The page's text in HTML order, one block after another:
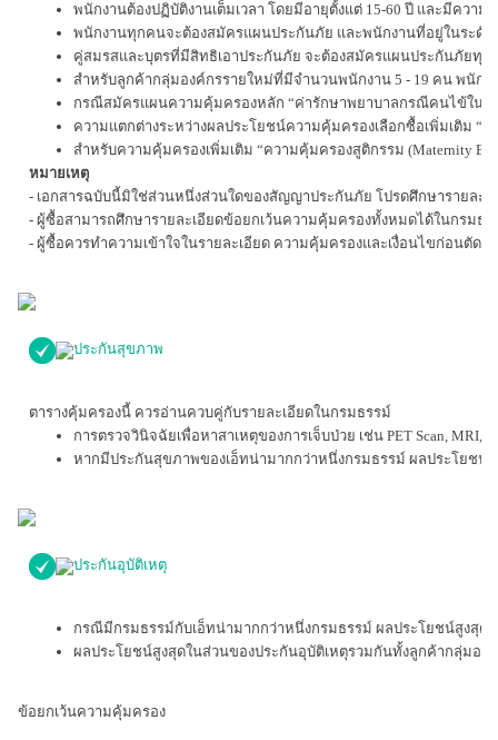
พนักงานต้องปฏิบัติงานเต็มเวลา โดยมีอายุตั้งแต่ 15-60 ปี และมีความ
พนักงานทุกคนจะต้องสมัครแผนประกันภัย และพนักงานที่อยู่ในระดับ
คู่สมรสและบุตรที่มีสิทธิเอาประกันภัย จะต้องสมัครแผนประกันภัยทุก
สำหรับลูกค้ากลุ่มองค์กรรายใหม่ที่มีจำนวนพนักงาน 5 - 19 คน พนัก
กรณีสมัครแผนความคุ้มครองหลัก “ค่ารักษาพยาบาลกรณีคนไข้ในแ
ความแตกต่างระหว่างผลประโยชน์ความคุ้มครองเลือกซื้อเพิ่มเติม “
สำหรับความคุ้มครองเพิ่มเติม “ความคุ้มครองสูติกรรม (Maternity
หมายเหตุ
- เอกสารฉบับนี้มิใช่ส่วนหนึ่งส่วนใดของสัญญาประกันภัย โปรดศึกษารายละ
- ผู้ซื้อสามารถศึกษารายละเอียดข้อยกเว้นความคุ้มครองทั้งหมดได้ในกรมธร
- ผู้ซื้อควรทำความเข้าใจในรายละเอียด ความคุ้มครองและเงื่อนไขก่อนตัด
ประกันสุขภาพ
ตารางคุ้มครองนี้ ควรอ่านควบคู่กับรายละเอียดในกรมธรรม์
การตรวจวินิจฉัยเพื่อหาสาเหตุของการเจ็บป่วย เช่น PET Scan,
หากมีประกันสุขภาพของเอ็ทน่ามากกว่าหนึ่งกรมธรรม์ ผลประโยชน์สู
ประกันอุบัติเหตุ
กรณีมีกรมธรรม์กับเอ็ทน่ามากกว่าหนึ่งกรมธรรม์ ผลประโยชน์สูงสุด
ผลประโยชน์สูงสุดในส่วนของประกันอุบัติเหตุรวมกันทั้งลูกค้ากลุ่มอง
ข้อยกเว้นความคุ้มครอง